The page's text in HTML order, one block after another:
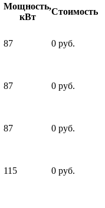
Мощность,
кВт
Стоимость
87 0 руб.
87 0 руб.
87 0 руб.
115 0 руб.